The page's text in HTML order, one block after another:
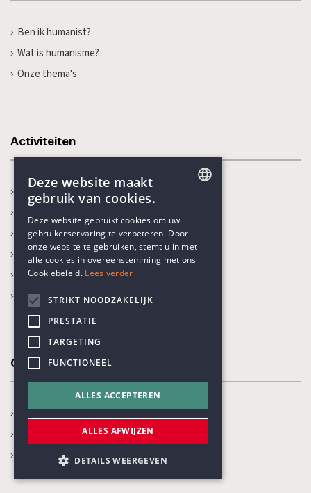
Ben ik humanist?
Wat is humanisme?
Onze thema's
Activiteiten
In de kijker
Recente activiteiten
Prijs Vrijzinnig Humanisme
Boekenprijs
Karel Poma-lezing
Onze thema's
Jaarthema
Opvoeden en onderwijs
Gezondheidszorg
DUTCH
Deze website maakt
gebruik van cookies.
Deze website gebruikt cookies om uw
gebruikerservaring te verbeteren. Door
onze website te gebruiken, stemt u in met
alle cookies in overeenstemming met ons
Cookiebeleid. Lees verder
STRIKT NOODZAKELIJK
PRESTATIE
TARGETING
FUNCTIONEEL
ALLES ACCEPTEREN
ALLES AFWIJZEN
DETAILS WEERGEVEN